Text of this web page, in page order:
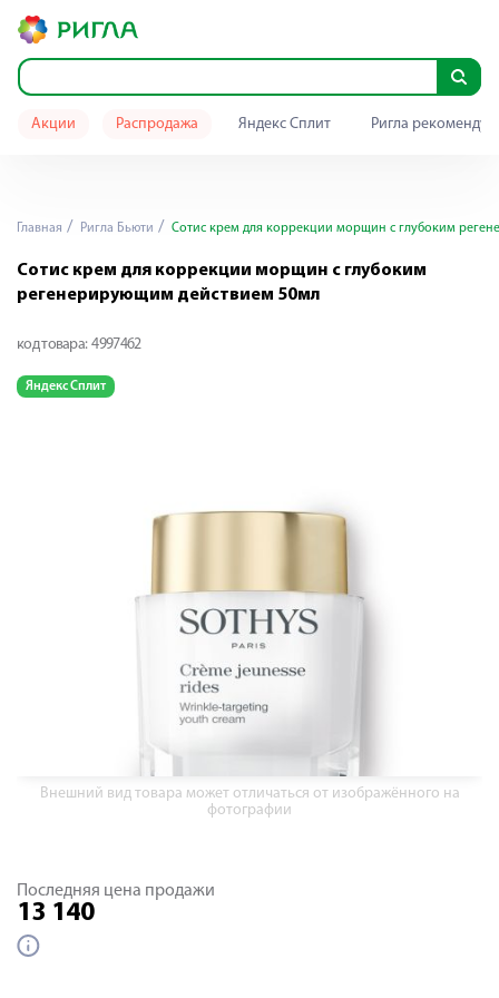
Акции Распродажа Яндекс Сплит Ригла
Главная Ригла Бьюти Сотис крем для коррекции морщин с глубоким
Сотис крем для коррекции морщин с глубоким
регенерирующим действием 50мл
код товара: 4997462
Яндекс Сплит
Внешний вид товара может отличаться от изображённого на
фотографии
Последняя цена продажи
13 140